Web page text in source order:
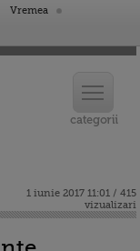
Vremea
1 iunie 2017 11:01 / 415
vizualizari